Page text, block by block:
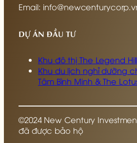
Email:
DỰ ÁN ĐẦU TƯ
Khu đô thị The Legend Hill
Khu du lịch nghỉ dưỡng
Tâm Bình Minh & The
©2024 New Century
đã được bảo hộ